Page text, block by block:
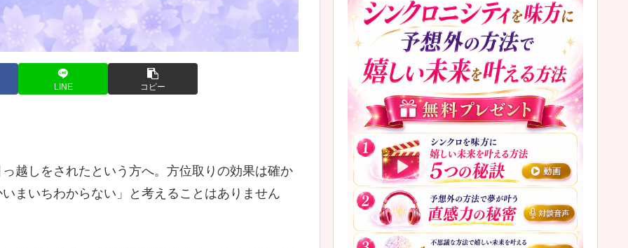
LINE コピー
越しをされたという方へ。方位取りの効果は確か
まいちわからない」と考えることはありません